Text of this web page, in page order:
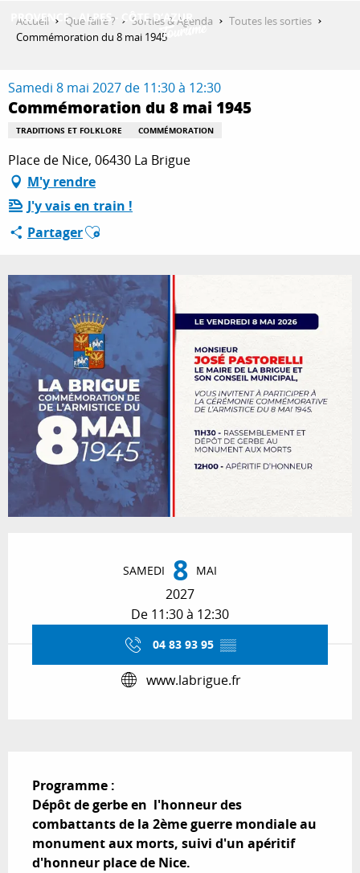
QUE FAIRE ?
SÉJOURNER
Accueil Que faire ? Sorties & Agenda
Toutes les sorties
Commémoration du 8 mai 1945
Samedi 8 mai 2027 de 11:30 à 12:30
Commémoration du 8 mai 1945
TRADITIONS ET FOLKLORE COMMÉMORATION
Place de Nice, 06430 La Brigue
M'y rendre
J'y vais en train !
PartagerAjouter aux favoris
SAMEDI 8 MAI
2027
De 11:30 à 12:30
04 83 93 95 ▒▒
www.labrigue.fr
Programme :
Dépôt de gerbe en  l'honneur des
combattants de la 2ème guerre mondiale au
monument aux morts, suivi d'un apéritif
d'honneur place de Nice.